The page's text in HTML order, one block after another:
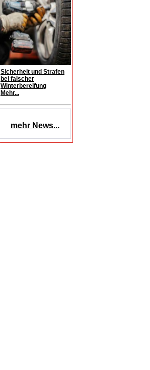
Sicherheit und Strafen
bei falscher
Winterbereifung
Mehr...
mehr News...